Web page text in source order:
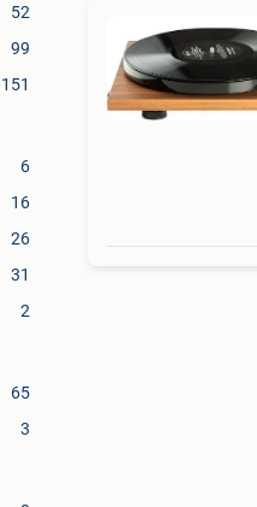
52
99
151
6
16
26
31
2
65
3